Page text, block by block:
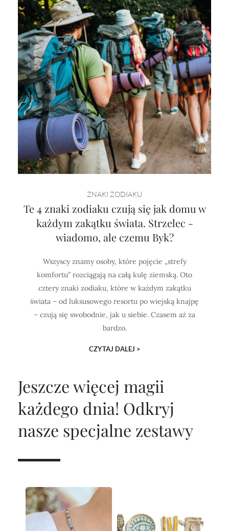
ZNAKI ZODIAKU
Te 4 znaki zodiaku czują się jak domu w
każdym zakątku świata. Strzelec -
wiadomo, ale czemu Byk?
Wszyscy znamy osoby, które pojęcie „strefy
komfortu” rozciągają na całą kulę ziemską. Oto
cztery znaki zodiaku, które w każdym zakątku
świata – od luksusowego resortu po wiejską knajpę
– czują się swobodnie, jak u siebie. Czasem aż za
bardzo.
CZYTAJ DALEJ >
Jeszcze więcej magii
każdego dnia! Odkryj
nasze specjalne zestawy